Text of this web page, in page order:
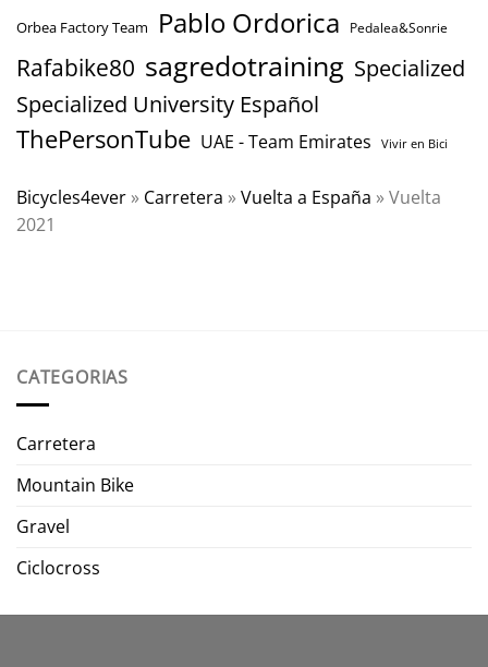
Orbea Factory Team Pablo Ordorica Pedalea&Sonrie
Rafabike80 sagredotraining Specialized
Specialized University Español
ThePersonTube UAE - Team Emirates Vivir en Bici
Bicycles4ever » Carretera »Vuelta a España »Vuelta
2021
CATEGORIAS
Carretera
Mountain Bike
Gravel
Ciclocross